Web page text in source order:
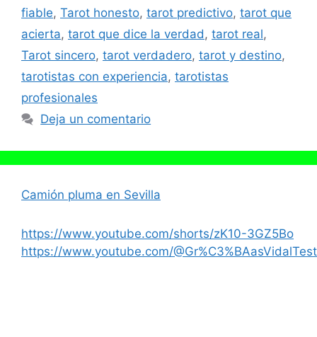
fiable, Tarot honesto, tarot predictivo, tarot que
acierta, tarot que dice la verdad, tarot real,
Tarot sincero, tarot verdadero, tarot y destino,
tarotistas con experiencia, tarotistas
profesionales
Deja un comentario
Camión pluma en Sevilla
https://www.youtube.com/shorts/zK10-3GZ5Bo
https://www.youtube.com/